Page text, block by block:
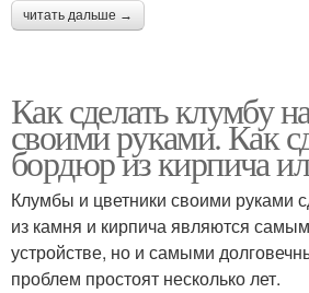
читать дальше →
Как сделать клумбу
своими руками. Как
бордюр из кирпича
Клумбы и цветники своими руками
из камня и кирпича являются
устройстве, но и самыми
проблем простоят несколько лет.